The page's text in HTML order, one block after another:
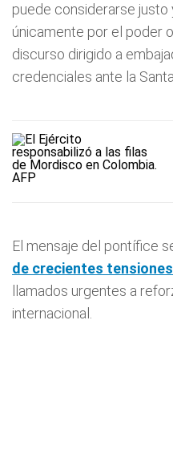
puede considerarse justo
únicamente por el poder
discurso dirigido a
credenciales ante la
El mensaje del pontífice
de crecientes
llamados urgentes a
internacional.